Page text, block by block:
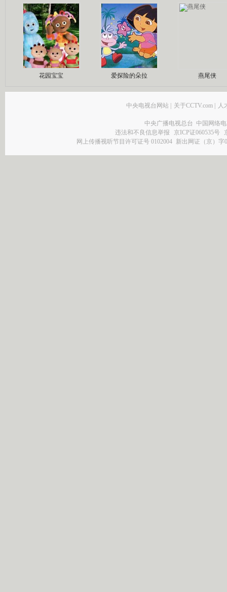
花园宝宝 爱探险的朵拉 燕尾侠
中央电视台网站 | 关于CCTV.com | 人
中央广播电视总台 中国网络
违法和不良信息举报
京ICP证060535号
网上传播视听节目许可证号 0102004 新出网证（京）